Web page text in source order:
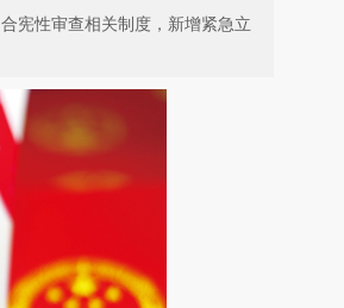
宪性审查相关制度，新增紧急立